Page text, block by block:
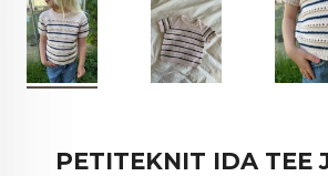
PETITEKNIT IDA TEE